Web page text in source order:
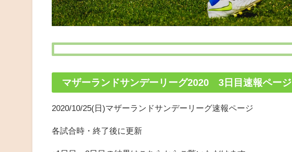
マザーランドサンデーリーグ2020 3日目速報ページ
2020/10/25(日)マザーランドサンデーリーグ速報ページ
各試合時・終了後に更新